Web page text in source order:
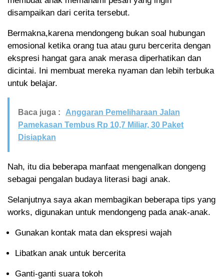
disampaikan dari cerita tersebut.
Bermakna,karena mendongeng bukan soal hubungan
emosional ketika orang tua atau guru bercerita dengan
ekspresi hangat gara anak merasa diperhatikan dan
dicintai. Ini membuat mereka nyaman dan lebih terbuka
untuk belajar.
Baca juga :
Anggaran Pemeliharaan Jalan
Pamekasan Tembus Rp 10,7 Miliar, 30 Paket
Disiapkan
Nah, itu dia beberapa manfaat mengenalkan dongeng
sebagai pengalan budaya literasi bagi anak.
Selanjutnya saya akan membagikan beberapa tips yang
works, digunakan untuk mendongeng pada anak-anak.
Gunakan kontak mata dan ekspresi wajah
Libatkan anak untuk bercerita
Ganti-ganti suara tokoh